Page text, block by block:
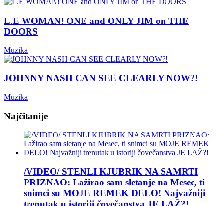
L.E WOMAN! ONE and ONLY JIM on THE
DOORS
Muzika
JOHNNY NASH CAN SEE CLEARLY NOW?!
Muzika
Najčitanije
/VIDEO/ STENLI KJUBRIK NA SAMRTI
PRIZNAO: Lažirao sam sletanje na Mesec, ti
snimci su MOJE REMEK DELO! Najvažniji
trenutak u istoriji čovečanstva JE LAŽ?!